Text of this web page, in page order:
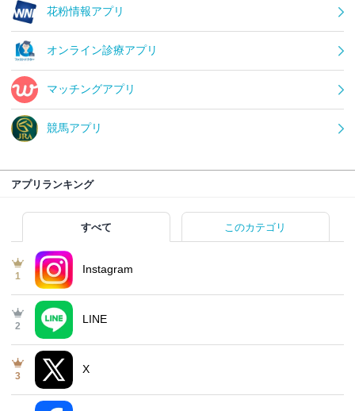
花粉情報アプリ
オンライン診療アプリ
マッチングアプリ
競馬アプリ
アプリランキング
すべて このカテゴリ
1
Instagram
2
LINE
3
X